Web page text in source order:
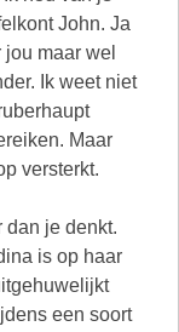
John. Ja
maar wel
Ik weet niet
Maar
versterkt.
dan je denkt.
is op haar
een soort